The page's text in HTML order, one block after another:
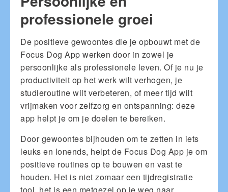
professionele groei
De positieve gewoontes die je opbouwt met de
Focus Dog App werken door in zowel je
persoonlijke als professionele leven. Of je nu je
productiviteit op het werk wilt verhogen, je
studieroutine wilt verbeteren, of meer tijd wilt
vrijmaken voor zelfzorg en ontspanning: deze
app helpt je om je doelen te bereiken.
Door gewoontes bijhouden om te zetten in iets
leuks en lonends, helpt de Focus Dog App je om
positieve routines op te bouwen en vast te
houden. Het is niet zomaar een tijdregistratie